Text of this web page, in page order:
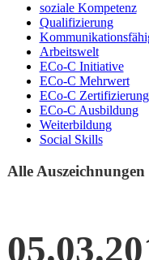
soziale Kompetenz
Qualifizierung
Arbeitswelt
ECo-C Initiative
ECo-C Mehrwert
ECo-C Zertifizierung
ECo-C Ausbildung
Weiterbildung
Social Skills
Alle Auszeichnungen